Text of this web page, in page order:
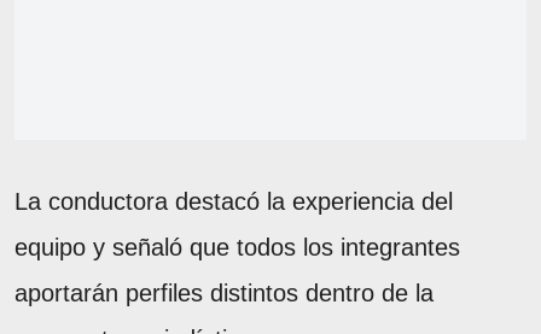
La conductora destacó la experiencia del
equipo y señaló que todos los integrantes
aportarán perfiles distintos dentro de la